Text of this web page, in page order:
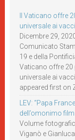
Il Vaticano offre
universale ai
Dicembre 29,
Comunicato
19 e della
Vaticano offre 20
universale ai
appeared first on
LEV: “Papa
dell’omonimo
Volume
Viganò e